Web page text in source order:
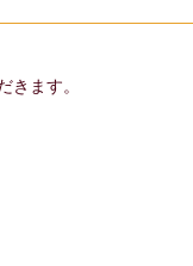
きます。